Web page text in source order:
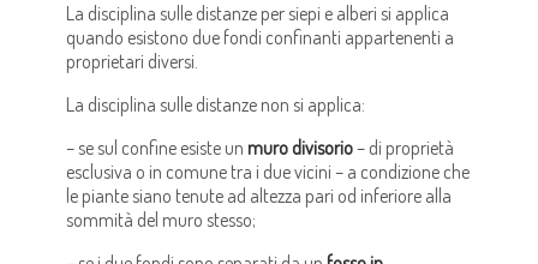
La disciplina sulle distanze per siepi e alberi si applica
quando esistono due fondi confinanti appartenenti a
proprietari diversi.
La disciplina sulle distanze non si applica:
– se sul confine esiste un muro divisorio– di proprietà
esclusiva o in comune tra i due vicini – a condizione che
le piante siano tenute ad altezza pari od inferiore alla
sommità del muro stesso;